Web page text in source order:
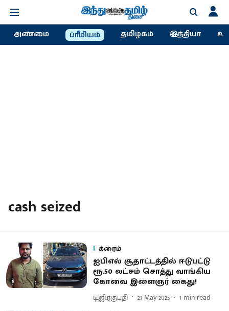
அண்மை ப்ரீமியம் தமிழகம் இந்தியா
cash seized
க்ரைம்
ஐபிஎல் சூதாட்டத்தில் ஈடுபட்டு
ரூ.50 லட்சம் சொத்து வாங்கிய
கோவை இளைஞர் கைது!
டி.ஜி.ரகுபதி 21 May 2025 1 min read